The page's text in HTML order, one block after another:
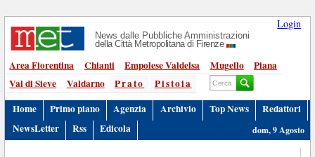
Login
News dalle Pubbliche Amministrazioni
della Città Metropolitana di Firenze
Area Fiorentina Chianti Empolese Valdelsa Mugello
Piana
Val di Sieve
Valdarno Prato
Pistoia
Home
Primo piano Agenzia Archivio Top News
Redattori
NewsLetter
Rss Edicola dom, 9 Agosto